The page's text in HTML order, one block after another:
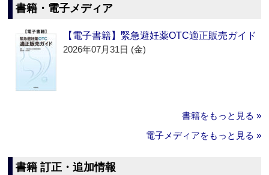
書籍・電子メディア
【電子書籍】緊急避妊薬OTC適正販売ガイド
2026年07月31日 (金)
書籍をもっと見る »
電子メディアをもっと見る »
書籍 訂正・追加情報